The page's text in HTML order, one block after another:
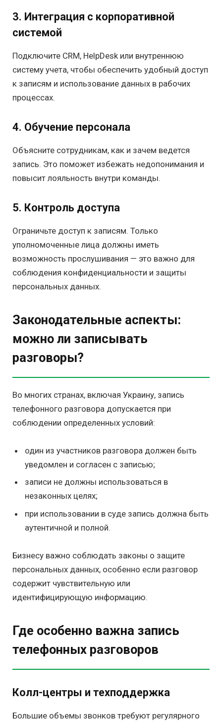
3. Интеграция с корпоративной
системой
Подключите CRM, HelpDesk или внутреннюю
систему учета, чтобы обеспечить удобный доступ
к записям и использование данных в рабочих
процессах.
4. Обучение персонала
Объясните сотрудникам, как и зачем ведется
запись. Это поможет избежать недопонимания и
повысит лояльность внутри команды.
5. Контроль доступа
Ограничьте доступ к записям. Только
уполномоченные лица должны иметь
возможность прослушивания — это важно для
соблюдения конфиденциальности и защиты
персональных данных.
Законодательные аспекты:
можно ли записывать
разговоры?
Во многих странах, включая Украину, запись
телефонного разговора допускается при
соблюдении определенных условий:
один из участников разговора должен быть
уведомлен и согласен с записью;
записи не должны использоваться в
незаконных целях;
при использовании в суде запись должна быть
аутентичной и полной.
Бизнесу важно соблюдать законы о защите
персональных данных, особенно если разговор
содержит чувствительную или
идентифицирующую информацию.
Где особенно важна запись
телефонных разговоров
Колл-центры и техподдержка
Большие объемы звонков требуют регулярного